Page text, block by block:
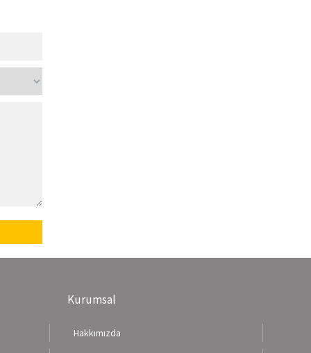
Kurumsal
Hakkımızda